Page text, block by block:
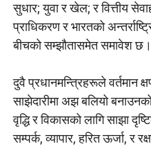
सुधार; युवा र खेल; र वित्तीय
प्राधिकरण र भारतको
बीचको सम्झौतासमेत समावेश छ।
दुवै प्रधानमन्त्रिहरूले वर्तमान
साझेदारीमा अझ बलियो
वृद्धि र विकासको लागि साझा
सम्पर्क, व्यापार, हरित ऊर्जा, र